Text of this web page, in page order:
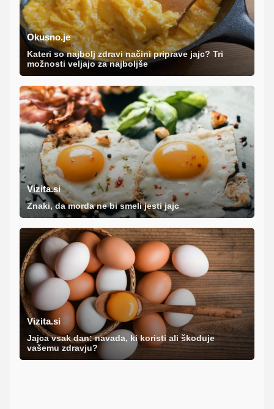
Okusno.je
Kateri so najbolj zdravi načini priprave jajc? Tri
možnosti veljajo za najboljše
Vizita.si
Znaki, da morda ne bi smeli jesti jajc
Vizita.si
Jajca vsak dan: navada, ki koristi ali škoduje
vašemu zdravju?